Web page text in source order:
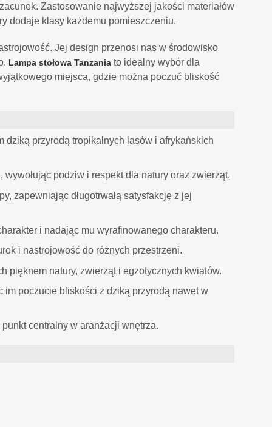
Zastosowanie najwyższej jakości materiałów
dodaje klasy każdemu pomieszczeniu.
Jej design przenosi nas w środowisko
Lampa stołowa Tanzania to idealny wybór dla
miejsca, gdzie można poczuć bliskość
przyrodą tropikalnych lasów i afrykańskich
podziw i respekt dla natury oraz zwierząt.
zapewniając długotrwałą satysfakcję z jej
i nadając mu wyrafinowanego charakteru.
i nastrojowość do różnych przestrzeni.
pięknem natury, zwierząt i egzotycznych kwiatów.
im poczucie bliskości z dziką przyrodą nawet w
centralny w aranżacji wnętrza.